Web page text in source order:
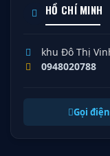
HỒ CHÍ MINH
khu Đô Thị
0948020788
Gọi điện